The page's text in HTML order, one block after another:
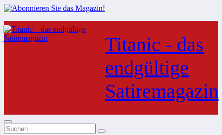
Zum
Inhalt
springen
Titanic - das
endgültige
Satiremagazin